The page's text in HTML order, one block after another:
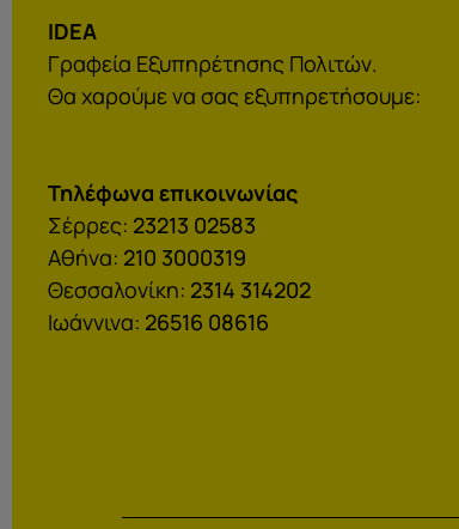
IDEA
Γραφεία Εξυπηρέτησης Πολιτών.
Θα χαρούμε να σας εξυπηρετήσουμε:
Τηλέφωνα επικοινωνίας
Σέρρες: 23213 02583
Αθήνα: 210 3000319
Θεσσαλονίκη: 2314 314202
Ιωάννινα: 26516 08616